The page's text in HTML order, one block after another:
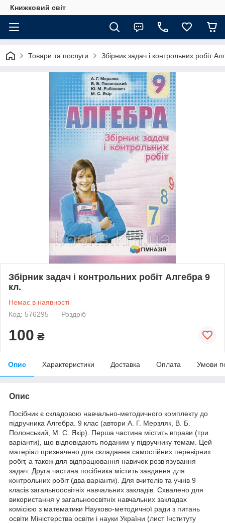
Книжковий світ
Товари та послуги Збірник задач і контрольних робіт
Збірник задач і контрольних робіт Алгебра 9
кл.
Немає в наявності
Код: 576295
Роздріб
100 ₴
Опис Характеристики Доставка Оплата Умови
Опис
Посібник є складовою навчально-методичного комплекту до
підручника Алгебра. 9 клас (автори А. Г. Мерзляк, В. Б.
Полонський, М. С. Якір). Перша частина містить вправи (три
варіанти), що відповідають поданим у підручнику темам. Цей
матеріал призначено для складання самостійних перевірних
робіт, а також для відпрацювання навичок розв’язування
задач. Друга частина посібника містить завдання для
контрольних робіт (два варіанти). Для вчителів та учнів 9
класів загальноосвітніх навчальних закладів. Схвалено для
використання у загальноосвітніх навчальних закладах
комісією з математики Науково-методичної ради з питань
освіти Міністерства освіти і науки України (лист Інституту